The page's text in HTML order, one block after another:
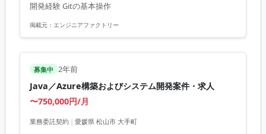
開発経験 Gitの基本操作
掲載元： エンジニアファクトリー
募集中 2年前
Java／Azure構築およびシステム開発案件・求人
〜750,000円/月
業務委託契約 | 愛媛県 松山市 大手町